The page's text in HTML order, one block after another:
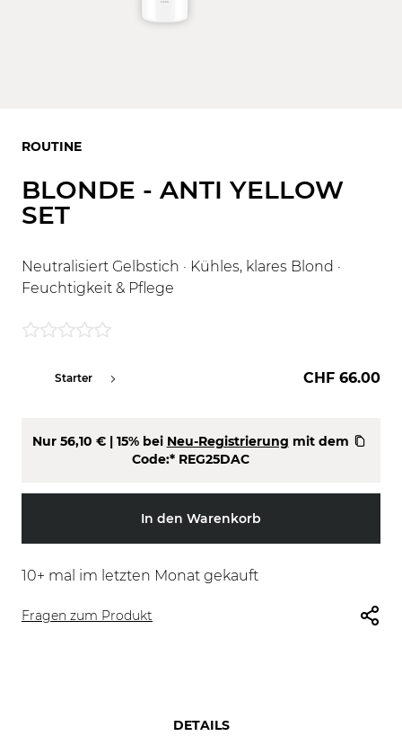
ROUTINE
BLONDE - ANTI YELLOW
SET
Neutralisiert Gelbstich · Kühles, klares Blond ·
Feuchtigkeit & Pflege
Starter CHF 66.00
Nur 56,10 €| 15% bei Neu-Registrierung mit dem
Code:* REG25DAC
In den Warenkorb
10+ mal im letzten Monat gekauft
Fragen zum Produkt
DETAILS